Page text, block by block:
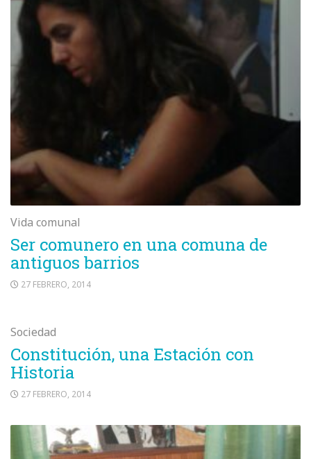
Vida comunal
Ser comunero en una comuna de
antiguos barrios
27 FEBRERO, 2014
Sociedad
Constitución, una Estación con
Historia
27 FEBRERO, 2014